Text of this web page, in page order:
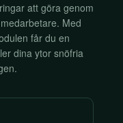
att göra genom
Med
får du en
dina ytor snöfria